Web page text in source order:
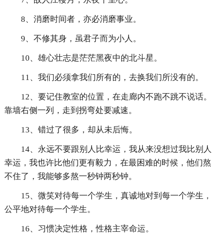
8、消磨时间者，亦必消磨事业。
9、不修其身，虽君子而为小人。
10、雄心壮志是茫茫黑夜中的北斗星。
11、我们必须拿我们所有的，去换我们所没有的。
12、要记住教室的位置，在走廊内不跑不跳不说话。
靠墙右侧一列，走到拐弯处要减速。
13、错过了很多，却从未后悔。
14、永远不要跟别人比幸运，我从来没想过我比别人
幸运，我也许比他们更有毅力，在最困难的时候，他们熬
不住了，我能够多熬一秒钟两秒钟。
15、微笑对待每一个学生，真诚地对到每一个学生，
公平地对待每一个学生。
16、习惯决定性格，性格主宰命运。